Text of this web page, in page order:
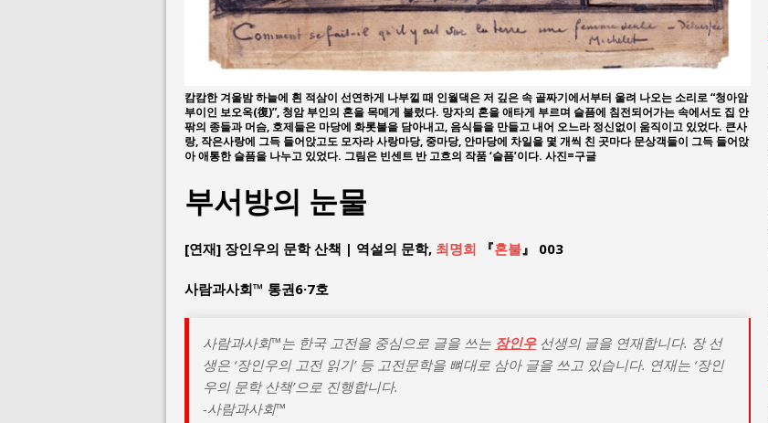
캄캄한 겨울밤 하늘에 흰 적삼이 선연하게 나부낄 때 인월댁은 저 깊은 속 골짜기에서부터 울려 나오는 소리로 “청아암
부이인 보오옥(復)”, 청암 부인의 혼을 목메게 불렀다. 망자의 혼을 애타게 부르며 슬픔에 침전되어가는 속에서도 집 안
팎의 종들과 머슴, 호제들은 마당에 화롯불을 담아내고, 음식들을 만들고 내어 오느라 정신없이 움직이고 있었다. 큰사
랑, 작은사랑에 그득 들어앉고도 모자라 사랑마당, 중마당, 안마당에 차일을 몇 개씩 친 곳마다 문상객들이 그득 들어앉
아 애통한 슬픔을 나누고 있었다. 그림은 빈센트 반 고흐의 작품 ‘슬픔’이다. 사진=구글
부서방의 눈물
[연재] 장인우의 문학 산책 | 역설의 문학, 최명희 『혼불』 003
사람과사회™ 통권6·7호
사람과사회™는 한국 고전을 중심으로 글을 쓰는 장인우선생의 글을 연재합니다. 장 선
생은 ‘장인우의 고전 읽기’ 등 고전문학을 뼈대로 삼아 글을 쓰고 있습니다. 연재는 ‘장인
우의 문학 산책’으로 진행합니다.
-사람과사회™